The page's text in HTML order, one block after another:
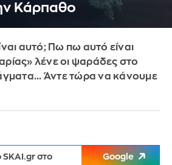
Κάρπαθο
αυτό; Πω πω αυτό είναι
λένε οι ψαράδες στο
Άντε τώρα να κάνουμε
SKAI.gr στο Google